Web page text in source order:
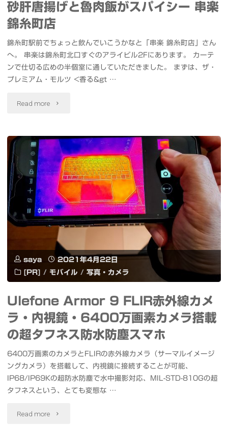
真・
動
画・
イ
編
集
を
勉
強
4/28
ま
で
72％
オ
フ?
お
砂肝唐揚げと魯肉飯がスパイシー 串楽
錦糸町店
錦糸町駅前でちょっと飲んでいこうかなと「串楽 錦糸町店」さん
へ。 串楽は錦糸町北口すぐのアライビル2Fにあります。 カーテ
ンで仕切る広めの半個室に通していただきました。 まずは、ザ・
プレミアム・モルツ <香る&gt …
Read more "砂
唐
揚
げ
と
魯
肉
ス
シ
ー
saya
2021年4月22日
[PR]
/ モバイル / 写真・カメラ
Ulefone Armor 9 FLIR赤外線カメ
ラ・内視鏡・6400万画素カメラ搭載
の超タフネス防水防塵スマホ
6400万画素のカメラとFLIRの赤外線カメラ（サーマルイメージ
ングカメラ）を搭載して、内視鏡に接続することが可能、
IP68/IP69Kの超防水防塵で水中撮影対応、MIL-STD-810Gの超
タフネスという、とても変態な …
Read more "Ulefone